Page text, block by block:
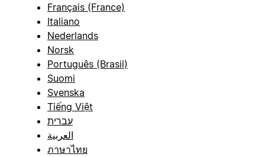
Français (France)
Italiano
Nederlands
Norsk
Português (Brasil)
Suomi
Svenska
Tiếng Việt
עברית
العربية
ภาษาไทย